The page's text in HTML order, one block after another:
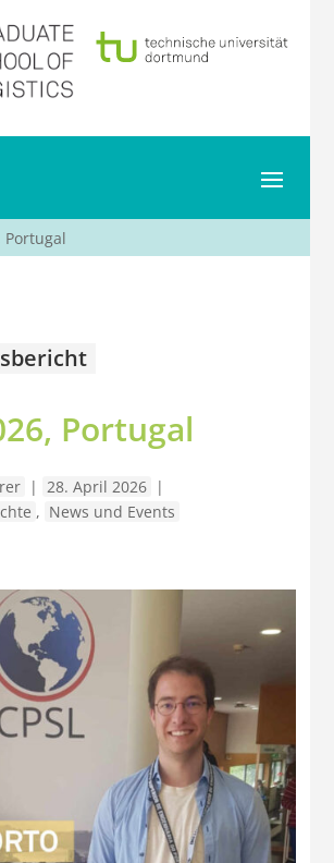
Portugal
Portugal
| 28. April 2026
|
, News und Events